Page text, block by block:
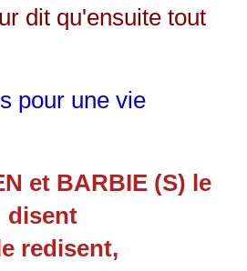
dit qu'ensuite tout
pour une vie
et BARBIE (S) le
disent
redisent,